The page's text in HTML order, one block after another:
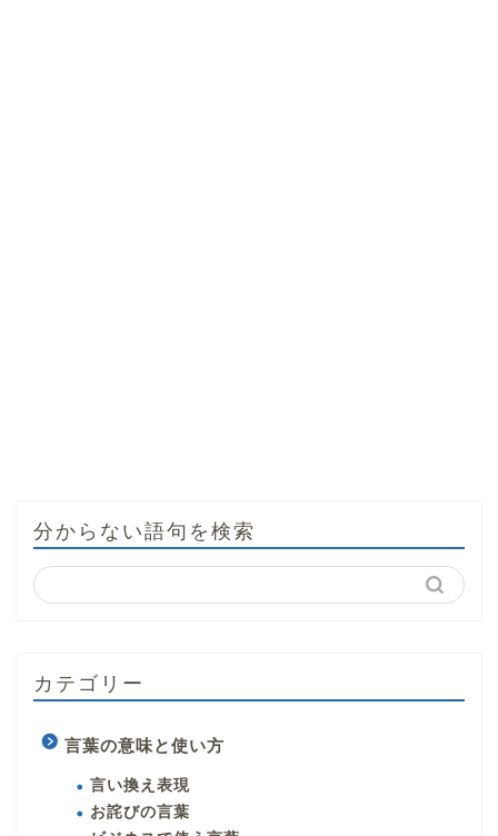
分からない語句を検索
カテゴリー
言葉の意味と使い方
言い換え表現
お詫びの言葉